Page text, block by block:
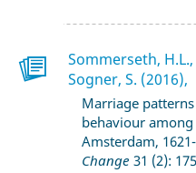
Sommerseth,
Sogner, S. (2016),
Marriage
behaviour
Amsterdam,
Change 31 (2):